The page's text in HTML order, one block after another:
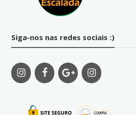
Siga-nos nas redes sociais :)